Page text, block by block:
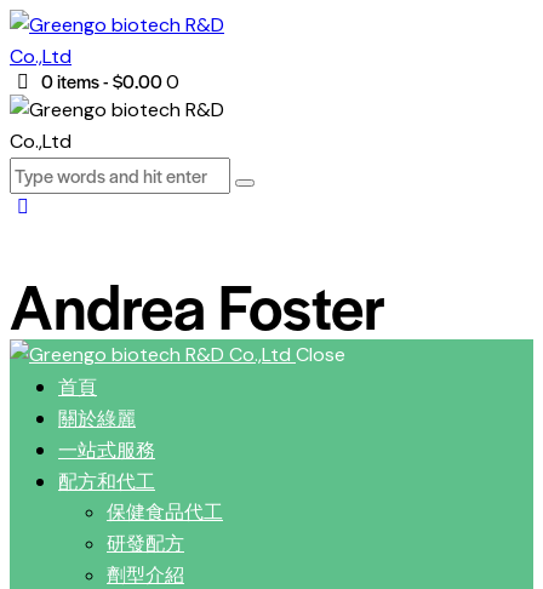
0 items- $0.000
Andrea Foster
Close
首頁
關於綠麗
一站式服務
配方和代工
保健食品代工
研發配方
劑型介紹